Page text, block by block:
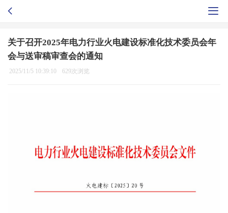
关于召开2025年电力行业火电建设标准化技术委员会年
会与送审稿审查会的通知
2025/11/5 10:39:10 629次浏览